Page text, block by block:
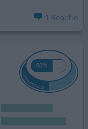
1 Reactie